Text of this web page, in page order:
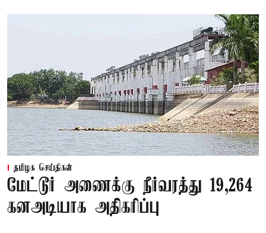
தமிழக செய்திகள்
மேட்டூர் அணைக்கு நீர்வரத்து 19,264
கனஅடியாக அதிகரிப்பு